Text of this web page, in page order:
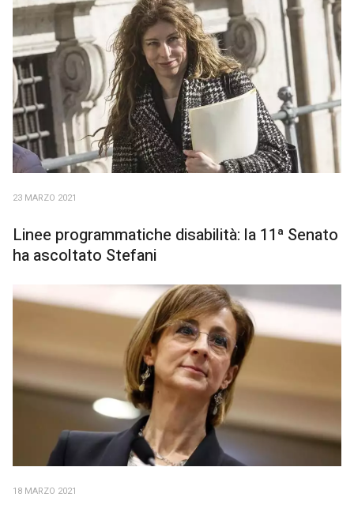
23 MARZO 2021
Linee programmatiche disabilità: la 11ª Senato
ha ascoltato Stefani
18 MARZO 2021